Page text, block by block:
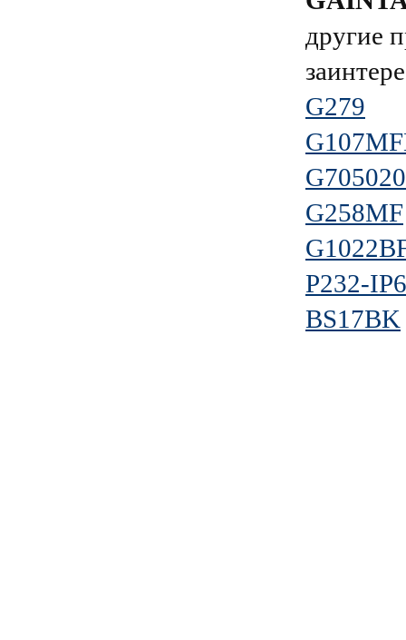
другие
G279
G258MF
P232-
BS17BK